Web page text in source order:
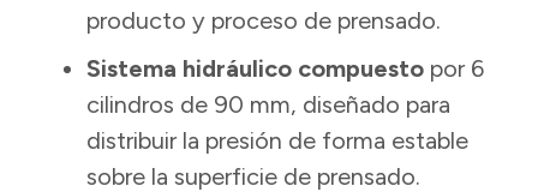
producto y proceso de prensado.
Sistema hidráulico compuesto por 6
cilindros de 90 mm, diseñado para
distribuir la presión de forma estable
sobre la superficie de prensado.